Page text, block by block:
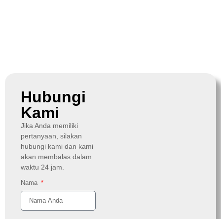
Hubungi
Kami
Jika Anda memiliki
pertanyaan, silakan
hubungi kami dan kami
akan membalas dalam
waktu 24 jam.
Nama